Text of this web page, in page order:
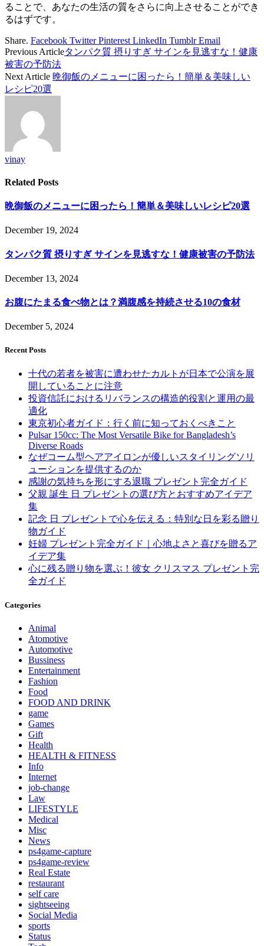
ることで、あなたの生活の質をさらに向上させることができ
るはずです。
Share. Facebook Twitter Pinterest LinkedIn Tumblr Email
Previous Articleタンパク質 摂りすぎ サインを見逃すな！健康
被害の予防法
Next Article 晩御飯のメニューに困ったら！簡単＆美味しい
レシピ20選
vinay
Related Posts
晩御飯のメニューに困ったら！簡単＆美味しいレシピ20選
December 19, 2024
タンパク質 摂りすぎ サインを見逃すな！健康被害の予防法
December 13, 2024
お腹にたまる食べ物とは？満腹感を持続させる10の食材
December 5, 2024
Recent Posts
十代の若者を被害に遭わせたカルトが日本で公演を展
開していることに注意
投資信託におけるリバランスの構造的役割と運用の最
適化
東京初心者ガイド：行く前に知っておくべきこと
Pulsar 150cc: The Most Versatile Bike for Bangladesh’s
Diverse Roads
なぜコーム型ヘアアイロンが優しいスタイリングソリ
ューションを提供するのか
感謝の気持ちを形にする退職 プレゼント完全ガイド
父親 誕生 日 プレゼントの選び方とおすすめアイデア
集
記念 日 プレゼントで心を伝える：特別な日を彩る贈り
物ガイド
妊婦 プレゼント完全ガイド｜心地よさと喜びを贈るア
イデア集
心に残る贈り物を選ぶ！彼女 クリスマス プレゼント完
全ガイド
Categories
Animal
Atomotive
Automotive
Bussiness
Entertainment
Fashion
Food
FOOD AND DRINK
game
Games
Gift
Health
HEALTH & FITNESS
Info
Internet
job‐change
Law
LIFESTYLE
Medical
Misc
News
ps4game-capture
ps4game-review
Real Estate
restaurant
self care
sightseeing
Social Media
sports
Status